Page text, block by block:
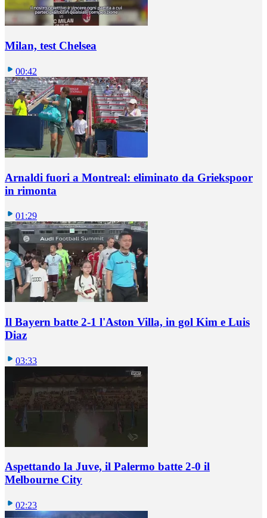
Milan, test Chelsea
00:42
Arnaldi fuori a Montreal: eliminato da Griekspoor
in rimonta
01:29
Il Bayern batte 2-1 l'Aston Villa, in gol Kim e Luis
Diaz
03:33
Aspettando la Juve, il Palermo batte 2-0 il
Melbourne City
02:23